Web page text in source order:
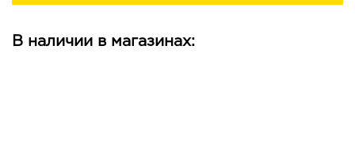
В наличии в магазинах: